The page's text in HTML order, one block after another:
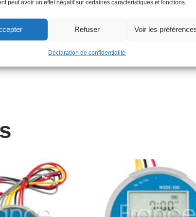
peut avoir un effet négatif sur certaines caractéristiques et fonctions.
Refuser Voir les
Déclaration de confidentialité